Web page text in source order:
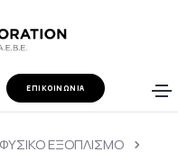
ΕΠΙΚΟΙΝΩΝΙΑ
ΕΞΟΠΛΙΣΜΟ